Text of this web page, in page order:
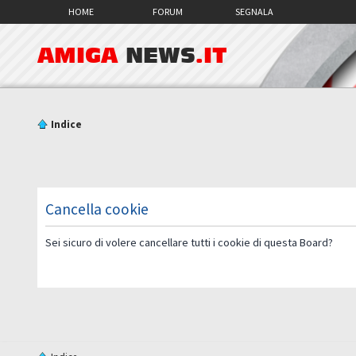
HOME FORUM SEGNALA
AMIGA NEWS.IT
Indice
Cancella cookie
Sei sicuro di volere cancellare tutti i cookie di questa Board?